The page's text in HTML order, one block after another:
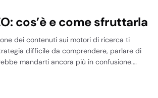
cos’è e come sfruttarla
dei contenuti sui motori di ricerca ti
difficile da comprendere, parlare di
mandarti ancora più in confusione.…